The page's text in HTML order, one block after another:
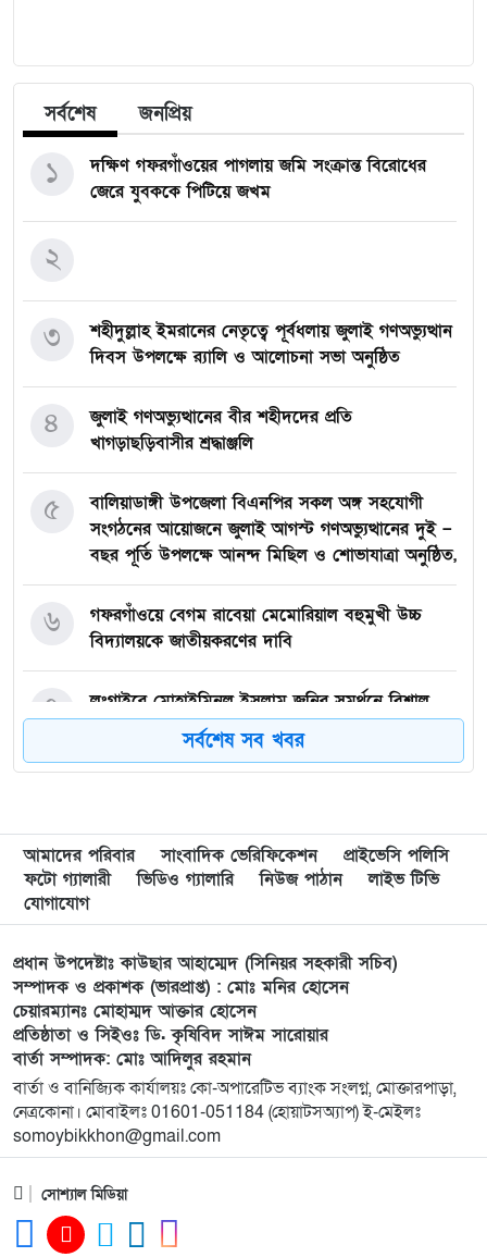
সর্বশেষ জনপ্রিয়
দক্ষিণ গফরগাঁওয়ের পাগলায় জমি সংক্রান্ত বিরোধের
জেরে যুবককে পিটিয়ে জখম
১
২
শহীদুল্লাহ ইমরানের নেতৃত্বে পূর্বধলায় জুলাই গণঅভ্যুত্থান
দিবস উপলক্ষে র‍্যালি ও আলোচনা সভা অনুষ্ঠিত
৩
জুলাই গণঅভ্যুত্থানের বীর শহীদদের প্রতি
খাগড়াছড়িবাসীর শ্রদ্ধাঞ্জলি
৪
বালিয়াডাঙ্গী উপজেলা বিএনপির সকল অঙ্গ সহযোগী
সংগঠনের আয়োজনে জুলাই আগস্ট গণঅভ্যুত্থানের দুই –
বছর পূর্তি উপলক্ষে আনন্দ মিছিল ও শোভাযাত্রা অনুষ্ঠিত,
৫
গফরগাঁওয়ে বেগম রাবেয়া মেমোরিয়াল বহুমুখী উচ্চ
বিদ্যালয়কে জাতীয়করণের দাবি
৬
লংগাইরে মোহাইমিনুল ইসলাম জনির সমর্থনে বিশাল
উঠান বৈঠক। যোগ্যতা ও নতুন নেতৃত্বের প্রতীক জনিই
৭
জামে মসজিদের নতুন ব্যবস্থাপনা কমিটি গঠন:
পূর্বধলায় যে বিদ্যালয়ে পড়েছেন, সেই বিদ্যালয়েই এমপি
হিসেবে সংবর্ধিত মানসুরা আলম
৯
বি এনপি নেতা কে মারধর দলিল লেখক রহিছ কে প্রধান
আসামি করে থানায় অভিযোগ। ‎
১০
পানছড়িতে শিক্ষা ও ধর্মীয় প্রতিষ্ঠানে বিজিবির অনুদান
প্রদান
১১
সবুজায়নে সেনাবাহিনীর ব্যতিক্রমী উদ্যোগ,
খাগড়াছড়িতে ৩৫ হাজার চারা বিতরণ
১২
নৌকা ডুবে যাওয়ার ঘটনায় ১৮ জন রোহিঙ্গাকে জীবিত
১৩
সর্বশেষ সব খবর
আমাদের পরিবার সাংবাদিক ভেরিফিকেশন
প্রাইভেসি পলিসি
ফটো গ্যালারী
ভিডিও গ্যালারি নিউজ পাঠান
লাইভ টিভি
যোগাযোগ
প্রধান উপদেষ্টাঃ কাউছার আহাম্মেদ (সিনিয়র সহকারী সচিব)
সম্পাদক ও প্রকাশক (ভারপ্রাপ্ত) : মোঃ মনির হোসেন
চেয়ারম্যানঃ মোহাম্মদ আক্তার হোসেন
প্রতিষ্ঠাতা ও সিইওঃ ডি. কৃষিবিদ সাঈম সারোয়ার
বার্তা সম্পাদক: মোঃ আদিলুর রহমান
বার্তা ও বানিজ্যিক কার্যালয়ঃ কো-অপারেটিভ ব্যাংক সংলগ্ন, মোক্তারপাড়া,
নেত্রকোনা। মোবাইলঃ 01601-051184 (হোয়াটসঅ্যাপ) ই-মেইলঃ
somoybikkhon@gmail.com
সোশ্যাল মিডিয়া